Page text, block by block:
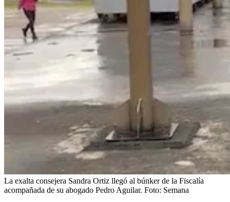
La exalta consejera Sandra Ortiz llegó al búnker de la Fiscalía
acompañada de su abogado Pedro Aguilar. Foto: Semana